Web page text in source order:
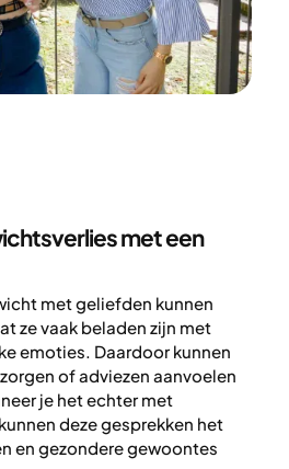
met een
met geliefden kunnen
ze vaak beladen zijn met
emoties. Daardoor kunnen
of adviezen aanvoelen
je het echter met
deze gesprekken het
en gezondere gewoontes